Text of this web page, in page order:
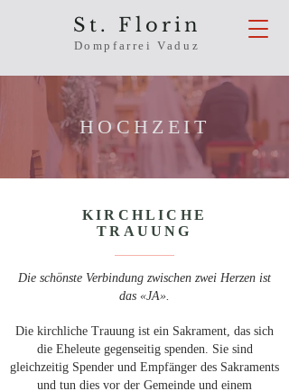
St. Florin
Dompfarrei Vaduz
HOCHZEIT
KIRCHLICHE
TRAUUNG
Die schönste Verbindung zwischen zwei Herzen ist
das «JA».
Die kirchliche Trauung ist ein Sakrament, das sich
die Eheleute gegenseitig spenden. Sie sind
gleichzeitig Spender und Empfänger des Sakraments
und tun dies vor der Gemeinde und einem